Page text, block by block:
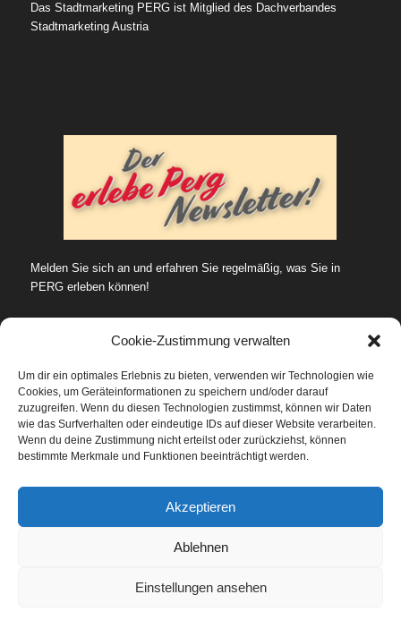
Cookie-Zustimmung verwalten
Um dir ein optimales Erlebnis zu bieten, verwenden wir Technologien wie
Cookies, um Geräteinformationen zu speichern und/oder darauf
zuzugreifen. Wenn du diesen Technologien zustimmst, können wir Daten
wie das Surfverhalten oder eindeutige IDs auf dieser Website verarbeiten.
Wenn du deine Zustimmung nicht erteilst oder zurückziehst, können
bestimmte Merkmale und Funktionen beeinträchtigt werden.
Akzeptieren
Ablehnen
Einstellungen ansehen
Das Stadtmarketing PERG ist Mitglied des Dachverbandes
Stadtmarketing Austria
Melden Sie sich an und erfahren Sie regelmäßig, was Sie in
PERG erleben können!
SUCHE…
Datenschutz